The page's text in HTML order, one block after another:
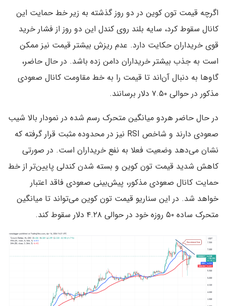
اگرچه قیمت تون کوین در دو روز گذشته به زیر خط حمایت این
کانال سقوط کرد، سایه بلند روی کندل این دو روز از فشار خرید
قوی خریداران حکایت دارد. عدم ریزش بیشتر قیمت نیز ممکن
است به جذب بیشتر خریداران دامن زده باشد. در حال حاضر،
گاوها به دنبال آن‌اند تا قیمت را به خط مقاومت کانال صعودی
مذکور در حوالی ۷.۵۰ دلار برسانند.
در حال حاضر هردو میانگین متحرک رسم شده در نمودار بالا شیب
صعودی دارند و شاخص RSI نیز در محدوده مثبت قرار گرفته که
نشان می‌دهد وضعیت فعلا به نفع خریداران است. در صورتی
کاهش شدید قیمت تون کوین و بسته شدن کندلی پایین‌تر از خط
حمایت کانال صعودی مذکور، پیش‌بینی صعودی فاقد اعتبار
خواهد شد. در این سناریو قیمت تون کوین می‌تواند تا میانگین
متحرک ساده ۵۰ روزه خود در حوالی ۴.۲۸ دلار سقوط کند.